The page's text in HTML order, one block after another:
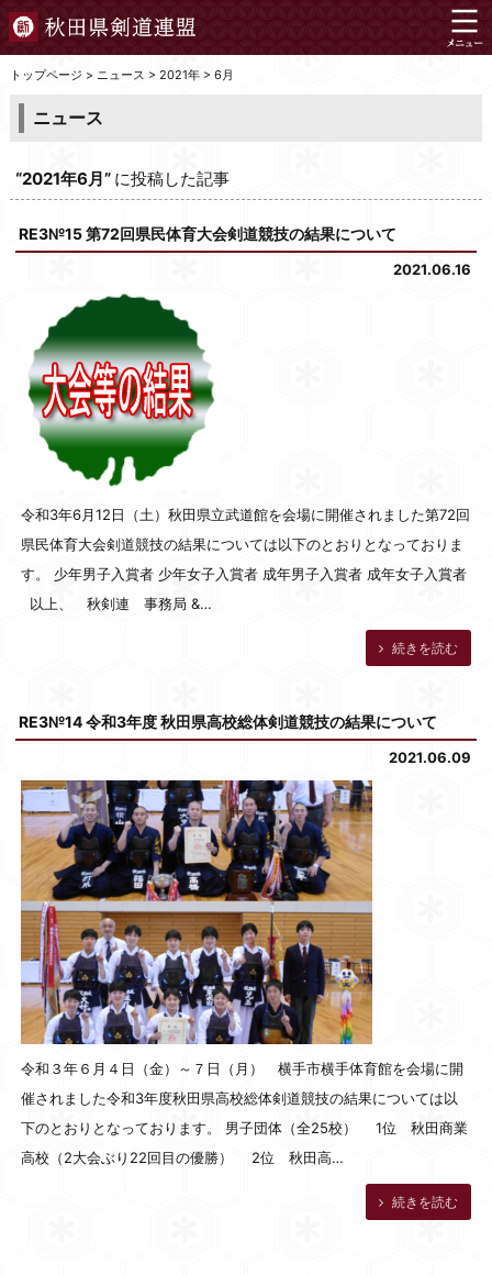
トップページ > ニュース > 2021年> 6月
ニュース
“2021年6月” に投稿した記事
RE3№15 第72回県民体育大会剣道競技の結果について
2021.06.16
令和3年6月12日（土）秋田県立武道館を会場に開催されました第72回
県民体育大会剣道競技の結果については以下のとおりとなっておりま
す。 少年男子入賞者 少年女子入賞者 成年男子入賞者 成年女子入賞者
以上、 秋剣連 事務局 &…
続きを読む
RE3№14 令和3年度 秋田県高校総体剣道競技の結果について
2021.06.09
令和３年６月４日（金）～７日（月） 横手市横手体育館を会場に開
催されました令和3年度秋田県高校総体剣道競技の結果については以
下のとおりとなっております。 男子団体（全25校） 1位 秋田商業
高校（2大会ぶり22回目の優勝） 2位 秋田高…
続きを読む